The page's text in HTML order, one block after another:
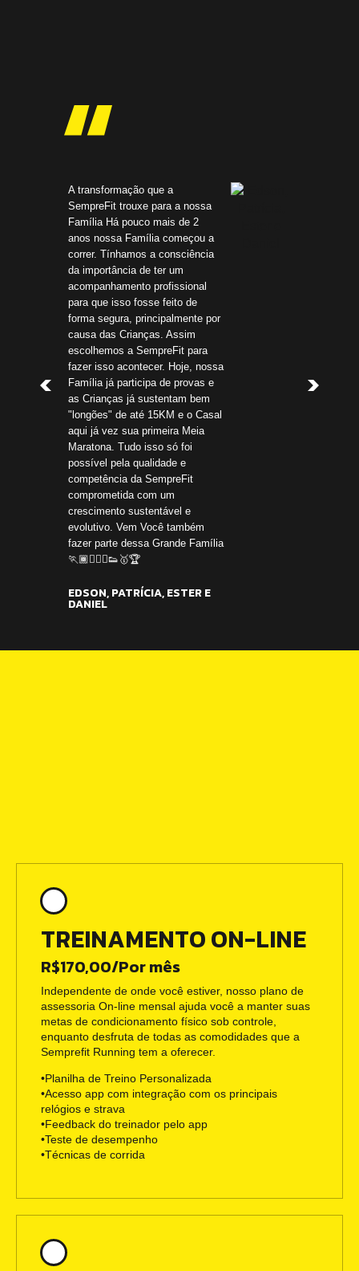
A transformação que a
SempreFit trouxe para a nossa
Família Há pouco mais de 2
anos nossa Família começou a
correr. Tínhamos a consciência
da importância de ter um
acompanhamento profissional
para que isso fosse feito de
forma segura, principalmente por
causa das Crianças. Assim
escolhemos a SempreFit para
fazer isso acontecer. Hoje, nossa
Família já participa de provas e
as Crianças já sustentam bem
"longões" de até 15KM e o Casal
aqui já vez sua primeira Meia
Maratona. Tudo isso só foi
possível pela qualidade e
competência da SempreFit
comprometida com um
crescimento sustentável e
evolutivo. Vem Você também
fazer parte dessa Grande Família
🏃🏾🏃🏻‍♀👟🥇🏆
EDSON, PATRÍCIA, ESTER E
DANIEL
com muito
TREINAMENTO ON-LINE
R$170,00/Por mês
Independente de onde você estiver, nosso plano de
assessoria On-line mensal ajuda você a manter suas
metas de condicionamento físico sob controle,
enquanto desfruta de todas as comodidades que a
Semprefit Running tem a oferecer.
•Planilha de Treino Personalizada
•Acesso app com integração com os principais
relógios e strava
•Feedback do treinador pelo app
•Teste de desempenho
•Técnicas de corrida